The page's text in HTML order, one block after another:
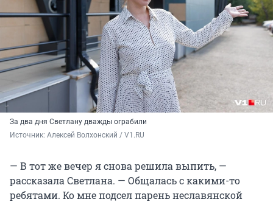
За два дня Светлану дважды ограбили
Источник: Алексей Волхонский / V1.RU
— В тот же вечер я снова решила выпить, —
рассказала Светлана. — Общалась с какими-то
ребятами. Ко мне подсел парень неславянской